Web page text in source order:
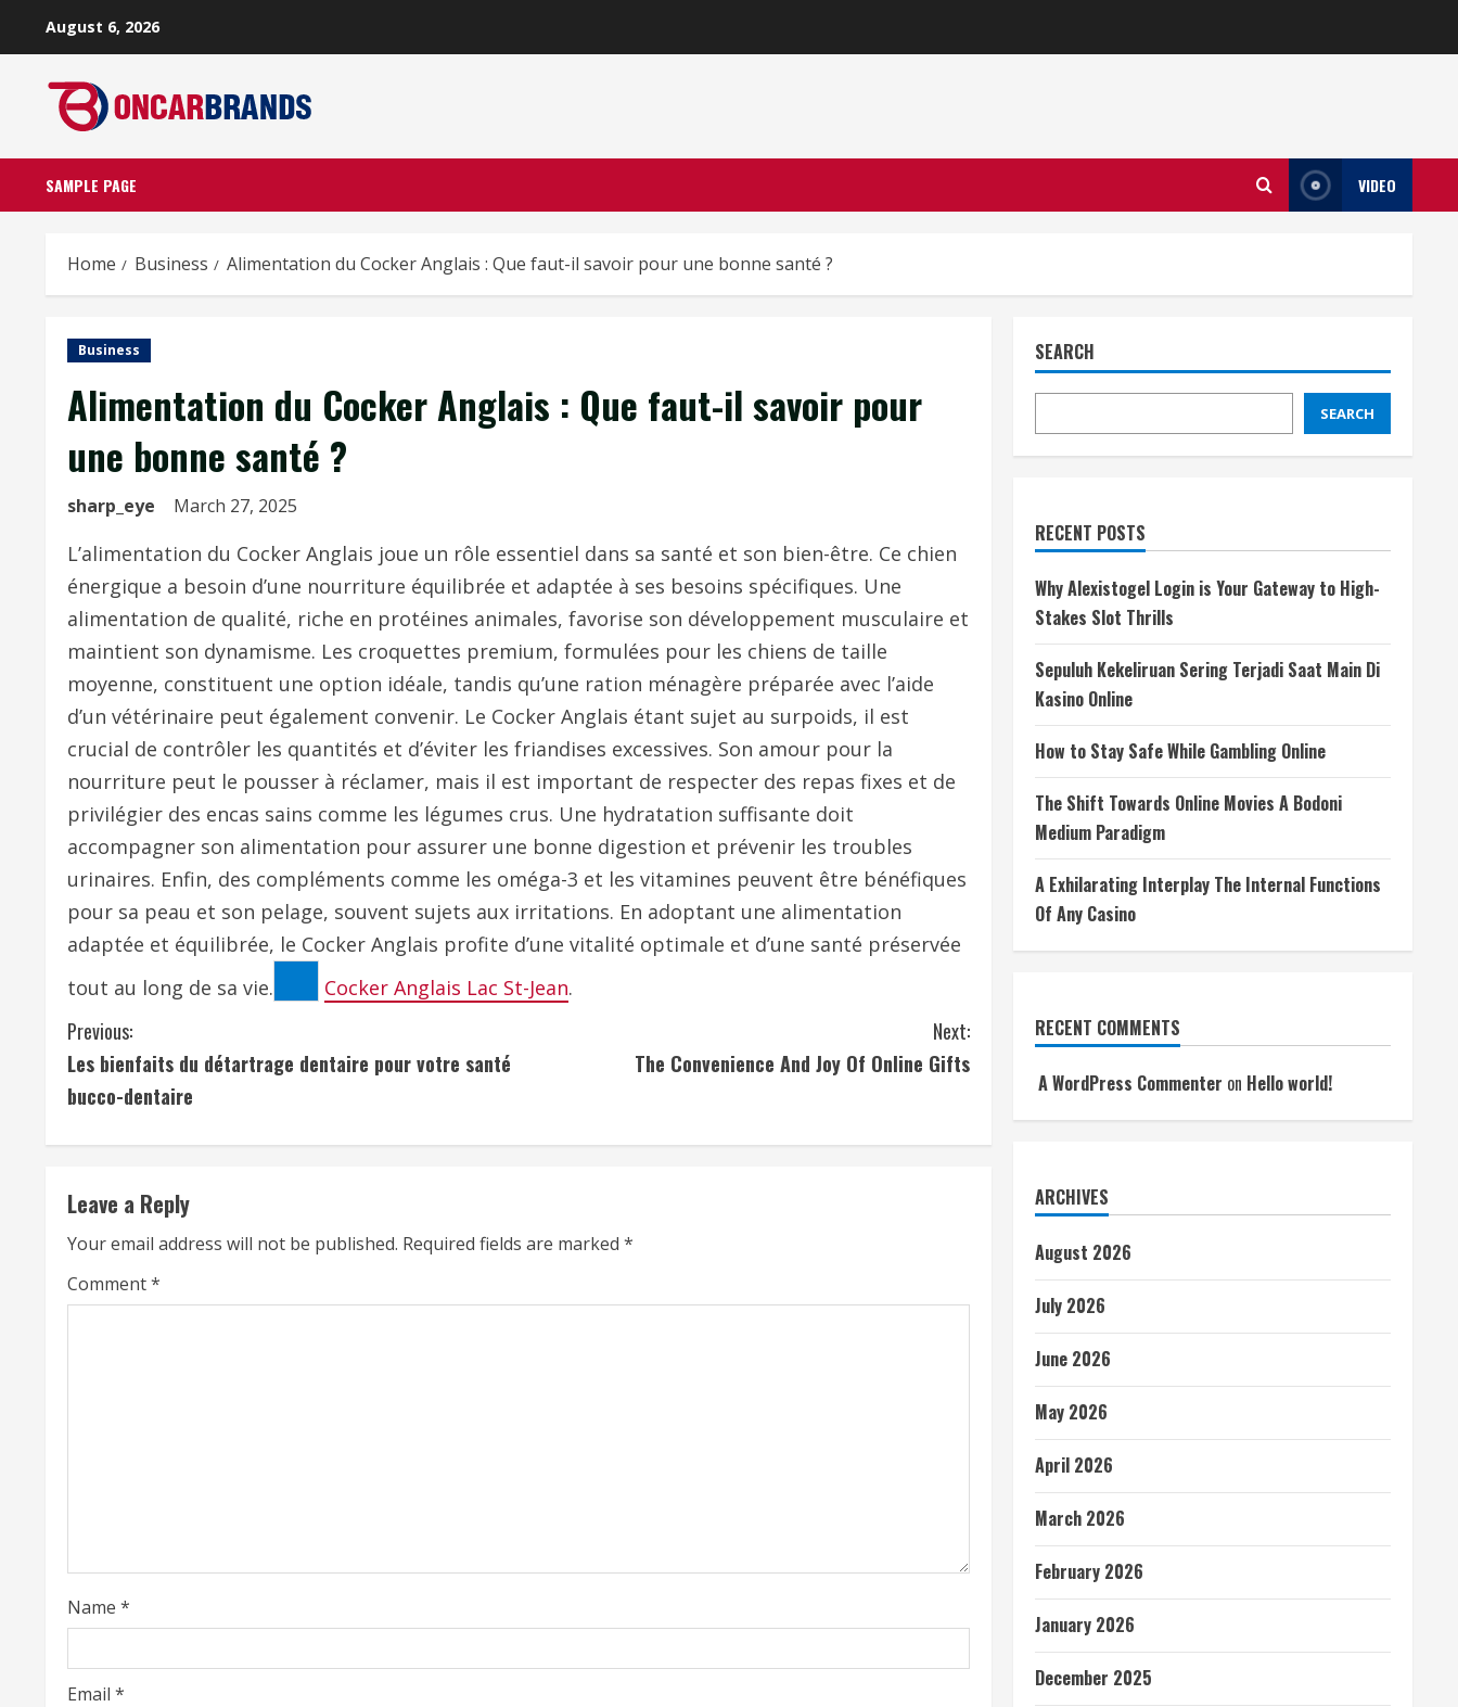
August 6, 2026
SAMPLE PAGE VIDEO
Home Business Alimentation du Cocker Anglais : Que faut-il savoir pour une bonne santé ?
Business
Alimentation du Cocker Anglais : Que faut-il savoir pour
une bonne santé ?
sharp_eye March 27, 2025
L’alimentation du Cocker Anglais joue un rôle essentiel dans sa santé et son bien-être. Ce chien
énergique a besoin d’une nourriture équilibrée et adaptée à ses besoins spécifiques. Une
alimentation de qualité, riche en protéines animales, favorise son développement musculaire et
maintient son dynamisme. Les croquettes premium, formulées pour les chiens de taille
moyenne, constituent une option idéale, tandis qu’une ration ménagère préparée avec l’aide
d’un vétérinaire peut également convenir. Le Cocker Anglais étant sujet au surpoids, il est
crucial de contrôler les quantités et d’éviter les friandises excessives. Son amour pour la
nourriture peut le pousser à réclamer, mais il est important de respecter des repas fixes et de
privilégier des encas sains comme les légumes crus. Une hydratation suffisante doit
accompagner son alimentation pour assurer une bonne digestion et prévenir les troubles
urinaires. Enfin, des compléments comme les oméga-3 et les vitamines peuvent être bénéfiques
pour sa peau et son pelage, souvent sujets aux irritations. En adoptant une alimentation
adaptée et équilibrée, le Cocker Anglais profite d’une vitalité optimale et d’une santé préservée
tout au long de sa vie.
Cocker Anglais Lac St-Jean.
C
o
i
n
u
i
n
g
Previous:
Les bienfaits du détartrage dentaire pour votre santé
bucco-dentaire
Next:
The Convenience And Joy Of Online Gifts
Leave a Reply
Your email address will not be published. Required fields are marked *
Comment*
Name *
Email *
SEARCH
SEARCH
RECENT POSTS
Why Alexistogel Login is Your Gateway to High-
Stakes Slot Thrills
Sepuluh Kekeliruan Sering Terjadi Saat Main Di
Kasino Online
How to Stay Safe While Gambling Online
The Shift Towards Online Movies A Bodoni
Medium Paradigm
A Exhilarating Interplay The Internal Functions
Of Any Casino
RECENT COMMENTS
A WordPress Commenter on Hello world!
ARCHIVES
August 2026
July 2026
June 2026
May 2026
April 2026
March 2026
February 2026
January 2026
December 2025